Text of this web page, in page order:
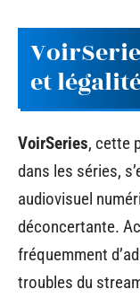
et
VoirSeries, cette
dans les séries,
audiovisuel
déconcertante.
fréquemment
troubles du